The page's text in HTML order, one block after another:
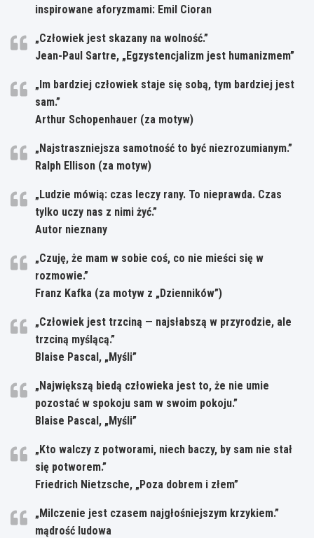
inspirowane aforyzmami: Emil Cioran
„Człowiek jest skazany na wolność.”
Jean-Paul Sartre, „Egzystencjalizm jest humanizmem”
„Im bardziej człowiek staje się sobą, tym bardziej jest
sam.”
Arthur Schopenhauer (za motyw)
„Najstraszniejsza samotność to być niezrozumianym.”
Ralph Ellison (za motyw)
„Ludzie mówią: czas leczy rany. To nieprawda. Czas
tylko uczy nas z nimi żyć.”
Autor nieznany
„Czuję, że mam w sobie coś, co nie mieści się w
rozmowie.”
Franz Kafka (za motyw z „Dzienników”)
„Człowiek jest trzciną — najsłabszą w przyrodzie, ale
trzciną myślącą.”
Blaise Pascal, „Myśli”
„Największą biedą człowieka jest to, że nie umie
pozostać w spokoju sam w swoim pokoju.”
Blaise Pascal, „Myśli”
„Kto walczy z potworami, niech baczy, by sam nie stał
się potworem.”
Friedrich Nietzsche, „Poza dobrem i złem”
„Milczenie jest czasem najgłośniejszym krzykiem.”
mądrość ludowa